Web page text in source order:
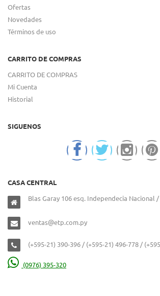
Ofertas
Novedades
Términos de uso
CARRITO DE COMPRAS
CARRITO DE COMPRAS
Mi Cuenta
Historial
SIGUENOS
CASA CENTRAL
Blas Garay 106 esq. Independecia Nacional
ventas@etp.com.py
(+595-21) 390-396 / (+595-21) 496-778 /
(0976) 395-320